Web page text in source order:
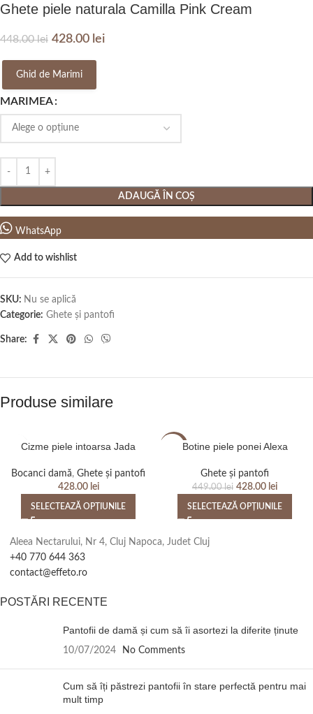
Ghete piele naturala Camilla Pink Cream
448.00lei 428.00 lei
Ghid de Marimi
MARIMEA
ADAUGĂ ÎN COȘ
WhatsApp
Add to wishlist
SKU: Nu se aplică
Categorie: Ghete și pantofi
Share:
Produse similare
Cizme piele intoarsa Jada
Bocanci damă, Ghete și pantofi
428.00 lei
SELECTEAZĂ OPȚIUNILE
Botine piele ponei Alexa
Ghete și pantofi
449.00lei 428.00 lei
SELECTEAZĂ OPȚIUNILE
Aleea Nectarului, Nr 4, Cluj Napoca, Judet Cluj
+40 770 644 363
contact@effeto.ro
POSTĂRI RECENTE
Pantofii de damă și cum să îi asortezi la diferite ținute
10/07/2024 No Comments
Cum să îți păstrezi pantofii în stare perfectă pentru mai
mult timp